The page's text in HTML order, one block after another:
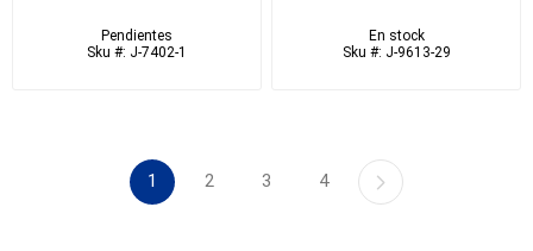
Pendientes
Sku #: J-7402-1
En stock
Sku #: J-9613-29
1 2 3 4